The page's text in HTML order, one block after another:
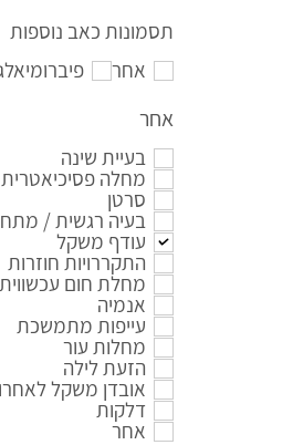
תסמונות כאב נוספות
אחר
אחר
בעיית שינה
מחלה
סרטן
בעיה רגשית / מתח
עודף משקל
התקררויות חוזרות
מחלת חום עכשווית
אנמיה
עייפות מתמשכת
מחלות עור
הזעת לילה
אובדן משקל
דלקות
אחר